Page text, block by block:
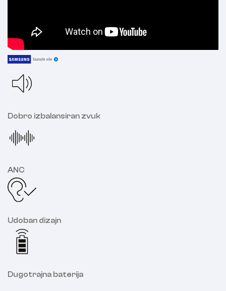
Dobro izbalansiran zvuk
ANC
Udoban dizajn
Dugotrajna baterija